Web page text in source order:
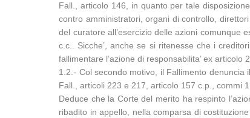
Fall., articolo 146, in quanto per tale
contro amministratori, organi di controllo,
del curatore all’esercizio delle azioni comunque
c.c.. Sicche’, anche se si ritenesse che i
fallimentare l’azione di responsabilita’ ex articolo
1.2.- Col secondo motivo, il Fallimento denuncia
Fall., articoli 223 e 217, articolo 157 c.p., commi 1
Deduce che la Corte del merito ha respinto
ribadito in appello, nella comparsa di